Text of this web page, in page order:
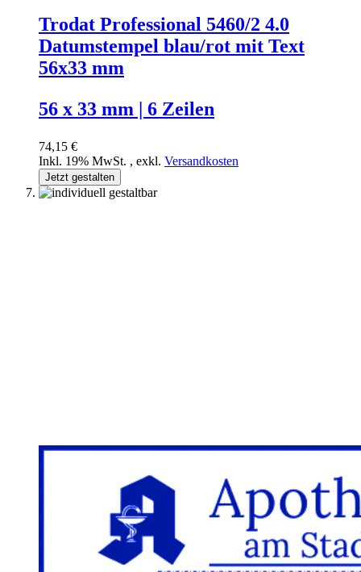
Trodat Professional 5460/2 4.0
Datumstempel blau/rot mit Text
56x33 mm
56 x 33 mm | 6 Zeilen
74,15 €
Inkl. 19% MwSt. , exkl. Versandkosten
Jetzt gestalten